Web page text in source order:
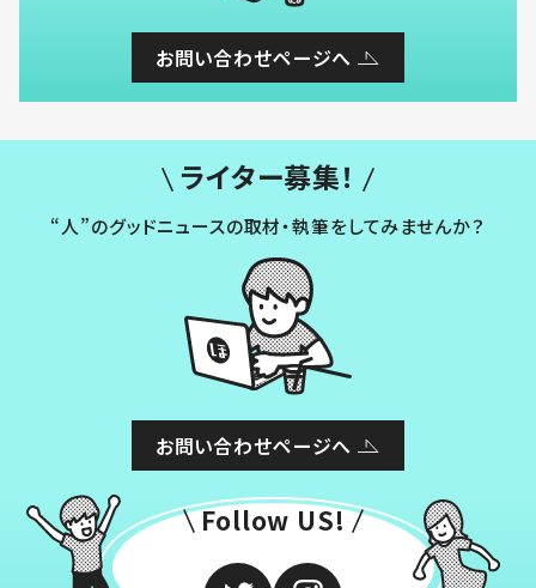
お問い合わせページへ
ライター募集！
“人”のグッドニュースの取材・執筆をしてみませんか？
お問い合わせページへ
Follow US!